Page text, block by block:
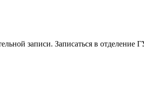
записи. Записаться в